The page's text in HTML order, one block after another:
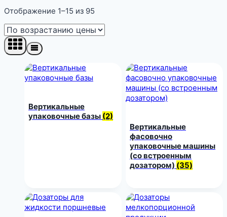
Отображение 1–15 из 95
возрастанию
Вертикальные
упаковочные базы (2)
Вертикальные
фасовочно
упаковочные машины
(со встроенным
дозатором) (35)